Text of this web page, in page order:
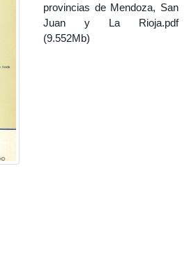
provincias de Mendoza, San
Juan y La Rioja.pdf
(9.552Mb)